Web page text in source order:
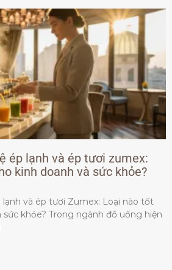
ép lạnh và ép tươi zumex:
kinh doanh và sức khỏe?
và ép tươi Zumex: Loại nào tốt
khỏe? Trong ngành đồ uống hiện